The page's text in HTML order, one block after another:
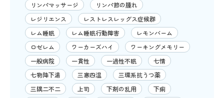
リンパマッサージ
リンパ節の腫れ
レジリエンス
レストレスレッグス症候群
レム睡眠
レム睡眠行動障害
レモンバーム
ロゼレム
ワーカーズハイ
ワーキングメモリー
一般病院
一貫性 一過性不眠
七情
七物降下湯
三寒四温
三環系抗うつ薬
三隅二不二
上司 下剤の乱用
下痢